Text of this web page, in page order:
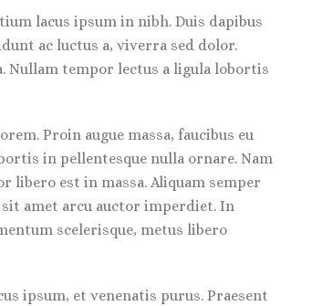
lacus ipsum in nibh. Duis dapibus
ac luctus a, viverra sed dolor.
Nullam tempor lectus a ligula lobortis
Proin augue massa, faucibus eu
in pellentesque nulla ornare. Nam
est in massa. Aliquam semper
amet arcu auctor imperdiet. In
scelerisque, metus libero
ipsum, et venenatis purus. Praesent